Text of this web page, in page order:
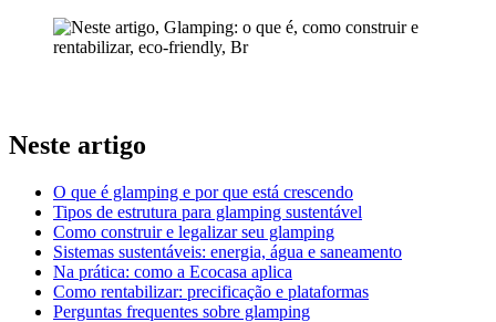
Neste artigo
O que é glamping e por que está crescendo
Tipos de estrutura para glamping sustentável
Como construir e legalizar seu glamping
Sistemas sustentáveis: energia, água e saneamento
Na prática: como a Ecocasa aplica
Como rentabilizar: precificação e plataformas
Perguntas frequentes sobre glamping